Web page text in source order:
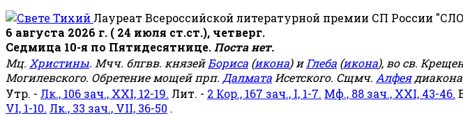
Лауреат Всероссийской литературной премии СП России
6 августа 2026 г. ( 24 июля ст.ст.), четверг.
Седмица 10-я по Пятидесятнице. Поста нет.
Мц. Христины. Мчч. блгвв. князейБориса (икона) иГлеба (икона), во св.
Могилевского. Обретение мощей прп. Далмата Исетского. Сщмч. Алфея
Утр. - Лк., 106 зач., XXI, 12-19. Лит. - 2 Кор., 167 зач., I, 1-7. Мф., 88 зач., XXI, 43-46.
VI, 1-10. Лк., 33 зач., VII, 36-50 .